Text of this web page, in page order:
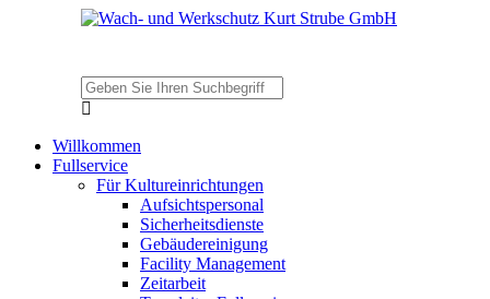
Willkommen
Fullservice
Für Kultureinrichtungen
Aufsichtspersonal
Sicherheitsdienste
Gebäudereinigung
Facility Management
Zeitarbeit